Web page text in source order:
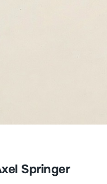
Springer